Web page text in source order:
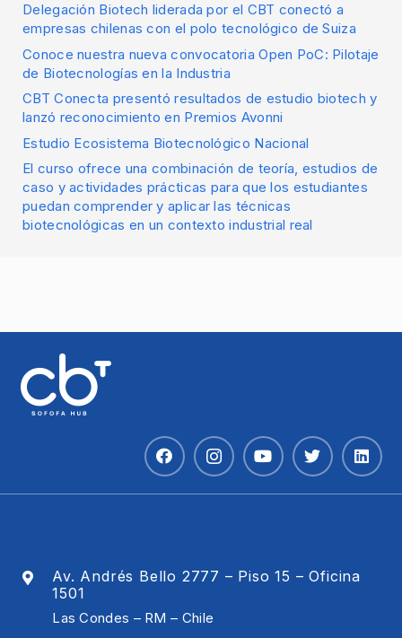
Delegación Biotech liderada por el CBT conectó a
empresas chilenas con el polo tecnológico de Suiza
Conoce nuestra nueva convocatoria Open PoC: Pilotaje
de Biotecnologías en la Industria
CBT Conecta presentó resultados de estudio biotech y
lanzó reconocimiento en Premios Avonni
Estudio Ecosistema Biotecnológico Nacional
El curso ofrece una combinación de teoría, estudios de
caso y actividades prácticas para que los estudiantes
puedan comprender y aplicar las técnicas
biotecnológicas en un contexto industrial real
Av. Andrés Bello 2777 – Piso 15 – Oficina
1501
Las Condes – RM – Chile